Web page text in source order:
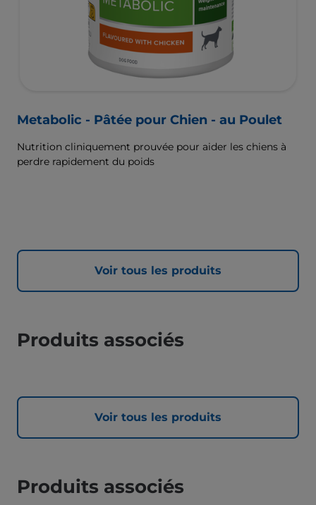
Metabolic - Pâtée pour Chien - au Poulet
Nutrition cliniquement prouvée pour aider les chiens à
perdre rapidement du poids
Voir tous les produits
Produits associés
Voir tous les produits
Produits associés